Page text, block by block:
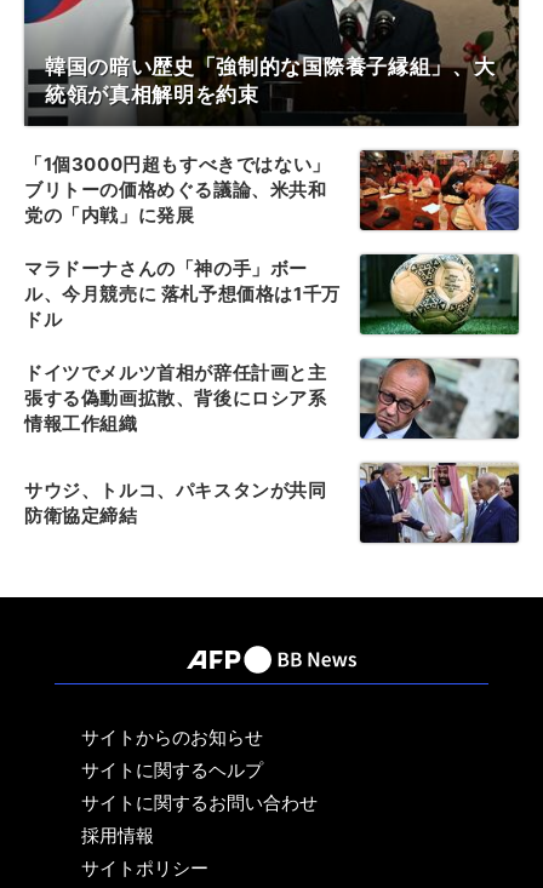
韓国の暗い歴史「強制的な国際養子縁組」、大
統領が真相解明を約束
「1個3000円超もすべきではない」
ブリトーの価格めぐる議論、米共和
党の「内戦」に発展
マラドーナさんの「神の手」ボー
ル、今月競売に 落札予想価格は1千万
ドル
ドイツでメルツ首相が辞任計画と主
張する偽動画拡散、背後にロシア系
情報工作組織
サウジ、トルコ、パキスタンが共同
防衛協定締結
サイトからのお知らせ
サイトに関するヘルプ
サイトに関するお問い合わせ
採用情報
サイトポリシー